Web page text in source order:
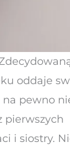
oddaje
na pewno
pierwszych
i siostry.